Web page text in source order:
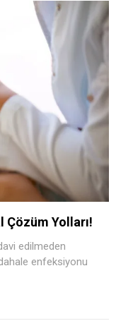
Çözüm Yolları!
edilmeden
enfeksiyonu